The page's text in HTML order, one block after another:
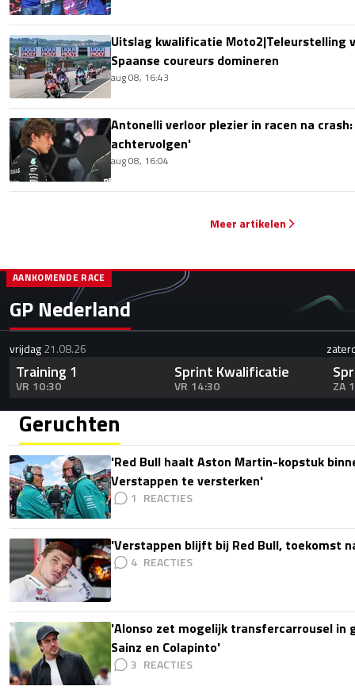
Uitslag kwalificatie Moto2|Teleurstelling
Spaanse coureurs domineren
aug 08, 16:43
Antonelli verloor plezier in racen na
achtervolgen'
aug 08, 16:04
Meer artikelen
GP Nederland
AANKOMENDE RACE
vrijdag21.08.26
Training 1
VR 10:30
Sprint Kwalificatie
VR 14:30 ZA
Geruchten
'Red Bull haalt Aston Martin-kopstuk
Verstappen te versterken'
1
'Verstappen blijft bij Red Bull, toekomst
4
'Alonso zet mogelijk transfercarrousel in
Sainz en Colapinto'
3